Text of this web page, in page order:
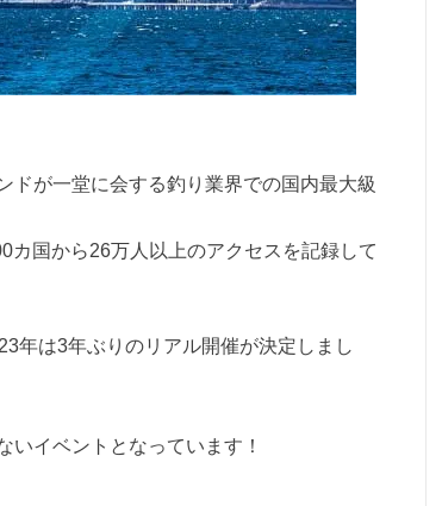
ドが一堂に会する釣り業界での国内最大級
カ国から26万人以上のアクセスを記録して
年は3年ぶりのリアル開催が決定しまし
いイベントとなっています！